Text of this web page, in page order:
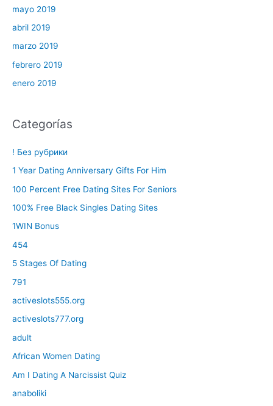
mayo 2019
abril 2019
marzo 2019
febrero 2019
enero 2019
Categorías
! Без рубрики
1 Year Dating Anniversary Gifts For Him
100 Percent Free Dating Sites For Seniors
100% Free Black Singles Dating Sites
1WIN Bonus
454
5 Stages Of Dating
791
activeslots555.org
activeslots777.org
adult
African Women Dating
Am I Dating A Narcissist Quiz
anaboliki